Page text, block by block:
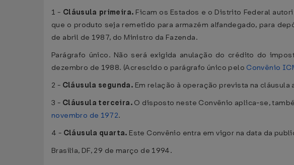
1 - Cláusula primeira. Ficam os Estados e o Distrito Federal
que o produto seja remetido para armazém alfandegado, para
de abril de 1987, do Ministro da Fazenda.
Parágrafo único. Não será exigida anulação do crédito do
dezembro de 1988. (Acrescido o parágrafo único pelo Convênio
2 - Cláusula segunda. Em relação à operação prevista na
3 - Cláusula terceira. O disposto neste Convênio aplica-se,
novembro de 1972.
4 - Cláusula quarta. Este Convênio entra em vigor na data da
Brasília, DF, 29 de março de 1994.